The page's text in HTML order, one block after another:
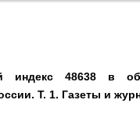
индекс 48638 в
Т. 1. Газеты и